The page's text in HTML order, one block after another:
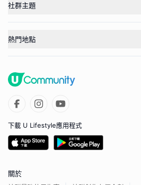
社群主題
熱門地點
下載 U Lifestyle應用程式
關於